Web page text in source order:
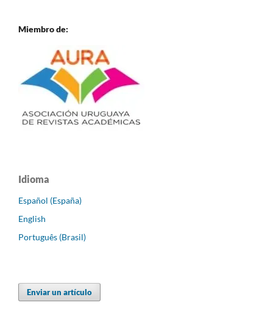
Miembro de:
Idioma
Español (España)
English
Português (Brasil)
Enviar un artículo